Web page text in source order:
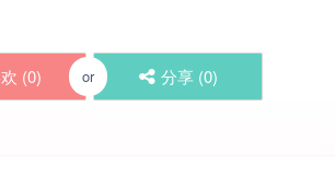
(0) or 分享 (0)